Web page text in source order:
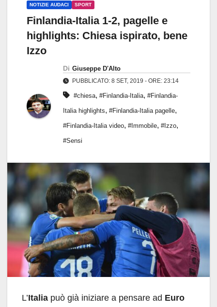
NOTIZIE AUDACI SPORT
Finlandia-Italia 1-2, pagelle e
highlights: Chiesa ispirato, bene
Izzo
Di Giuseppe D'Alto
PUBBLICATO: 8 SET, 2019 - ORE: 23:14
#chiesa, #Finlandia-Italia, #Finlandia-
Italia highlights, #Finlandia-Italia pagelle,
#Finlandia-Italia video, #Immobile, #Izzo,
#Sensi
L’Italia può già iniziare a pensare ad Euro